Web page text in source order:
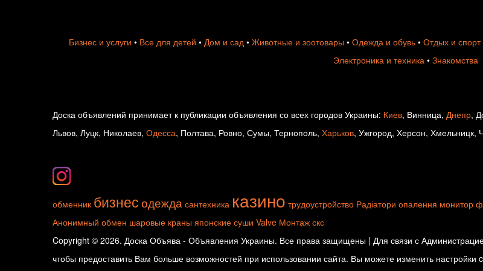
Бизнес и услуги • Все для детей • Дом и сад • Животные и зоотовары • Одежда и обувь • Отдых и спорт
Электроника и техника • Знакомства
Доска объявлений принимает к публикации объявления со всех городов Украины: Киев, Винница, Днепр,
Львов, Луцк, Николаев, Одесса, Полтава, Ровно, Сумы, Тернополь, Харьков, Ужгород, Херсон, Хмельницк,
обменник бизнесодежда сантехника казино трудоустройство Радіатори опалення монитор
Анонимный обмен шаровые краны японские суши Valve Монтаж скс
Copyright © 2026. Доска Объява - Объявления Украины. Все права защищены | Для связи с
чтобы предоставить Вам больше возможностей при использовании сайта. Вы можете изменить настройки